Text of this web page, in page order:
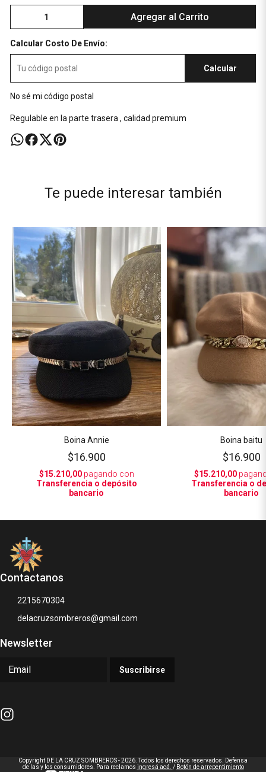
Agregar al Carrito
Calcular Costo De Envío:
Calcular
No sé mi código postal
Regulable en la parte trasera , calidad premium
Te puede interesar también
Boina Annie
$16.900
$15.210,00pagando con
Transferencia o depósito
bancario
Boina baitu
$16.900
$15.210,00
Transferencia o
bancario
Contactanos
2215670304
delacruzsombreros@gmail.com
Newsletter
Suscribirse
Copyright DE LA CRUZ SOMBREROS - 2026. Todos los derechos reservados. Defensa
de las y los consumidores. Para reclamos ingresá acá. / Botón de arrepentimiento